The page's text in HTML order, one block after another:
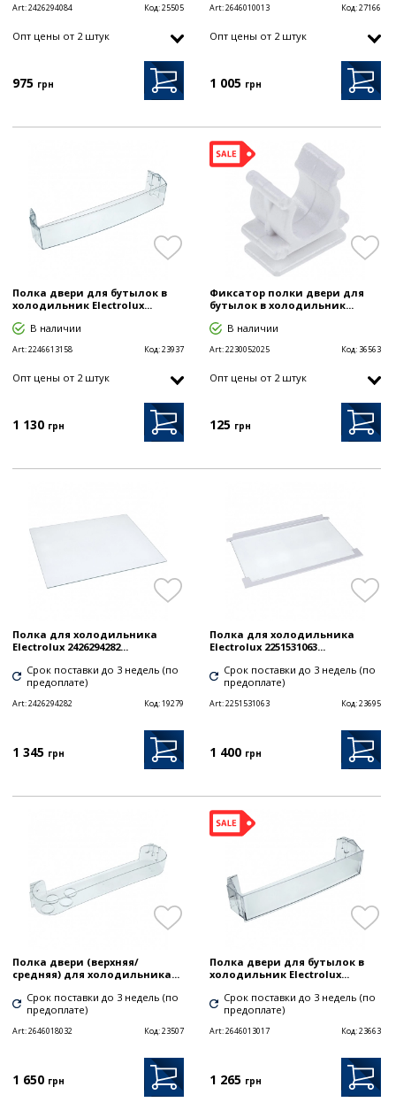
Art:2426294084 Код:25505
Опт цены от 2 штук
975 грн
Art:2646010013 Код:27166
Опт цены от 2 штук
1 005 грн
Полка двери для бутылок в
холодильник Electrolux...
В наличии
Art:2246613158 Код:23937
Опт цены от 2 штук
1 130 грн
Фиксатор полки двери для
бутылок в холодильник...
В наличии
Art:2230052025 Код: 36563
Опт цены от 2 штук
125 грн
Полка для холодильника
Electrolux 2426294282...
Срок поставки до 3 недель (по
предоплате)
Art:2426294282 Код:19279
1 345 грн
Полка для холодильника
Electrolux 2251531063...
Срок поставки до 3 недель (по
предоплате)
Art:2251531063 Код:23695
1 400 грн
Полка двери (верхняя/
средняя) для холодильника...
Срок поставки до 3 недель (по
предоплате)
Art:2646018032 Код:23507
1 650 грн
Полка двери для бутылок в
холодильник Electrolux...
Срок поставки до 3 недель (по
предоплате)
Art:2646013017 Код:23663
1 265 грн